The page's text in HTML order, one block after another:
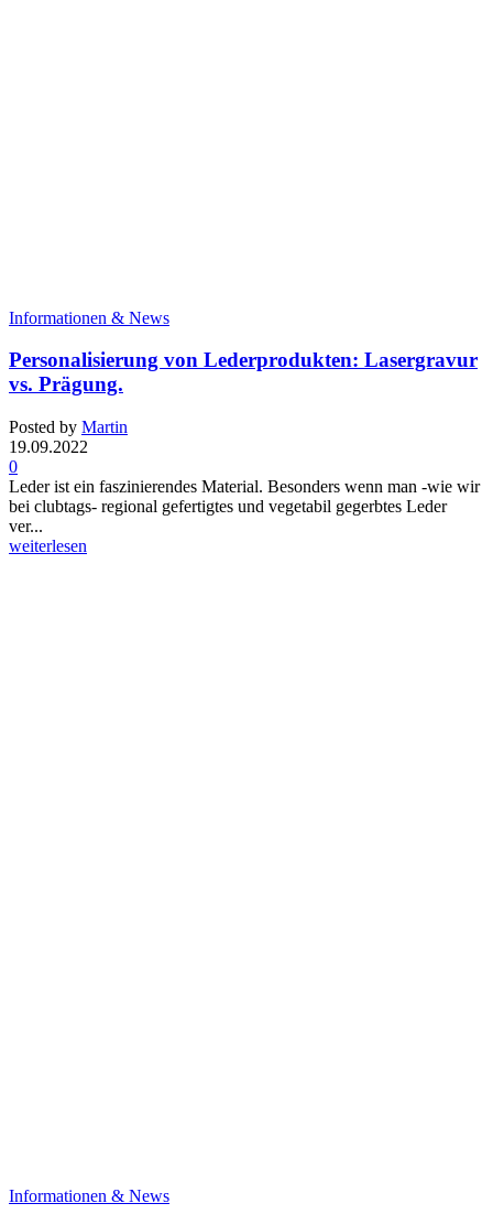
Informationen & News
Personalisierung von Lederprodukten: Lasergravur
vs. Prägung.
Posted by Martin
19.09.2022
0
Leder ist ein faszinierendes Material. Besonders wenn man -wie wir
bei clubtags- regional gefertigtes und vegetabil gegerbtes Leder
ver...
weiterlesen
Informationen & News